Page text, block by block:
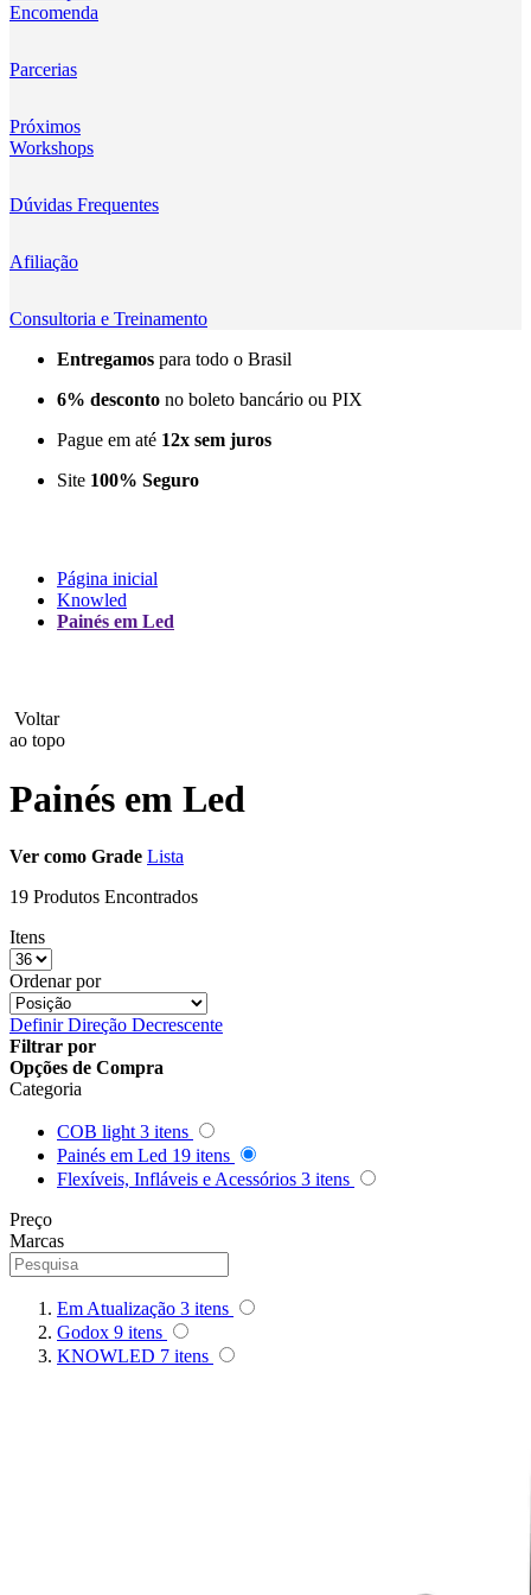
Kingma
Lensmingle
LiRen
Litepanels
LoveFoto
LowePro
Lumitecfoto
MAMEN
Nanlite
NEEWER
Photo Facility
Queenie
Quenox
Ripoint
Sekonic
Selens
Shimbol
Encomenda
Parcerias
Próximos
Workshops
Dúvidas Frequentes
Afiliação
Consultoria e Treinamento
Entregamos para todo o Brasil
6% desconto no boleto bancário ou PIX
Pague em até 12x sem juros
Site 100% Seguro
Página inicial
Knowled
Painés em Led
Voltar
ao topo
Painés em Led
Ver como Grade Lista
19 Produtos Encontrados
Itens
Ordenar por
Definir Direção Decrescente
Filtrar por
Opções de Compra
Categoria
COB light 3 itens
Painés em Led 19 itens
Flexíveis, Infláveis e Acessórios 3 itens
Preço
Marcas
Em Atualização 3 itens
Godox 9 itens
KNOWLED 7 itens